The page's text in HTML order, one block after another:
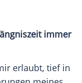
immer
erlaubt, tief in